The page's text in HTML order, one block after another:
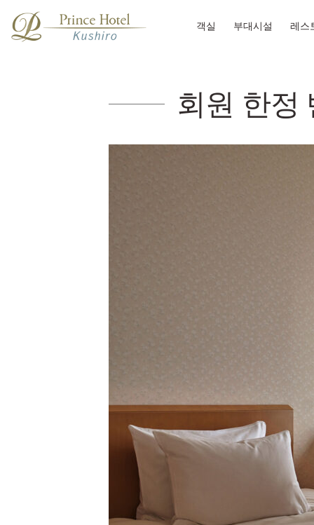
객실 부대시설 레스
회원 한정